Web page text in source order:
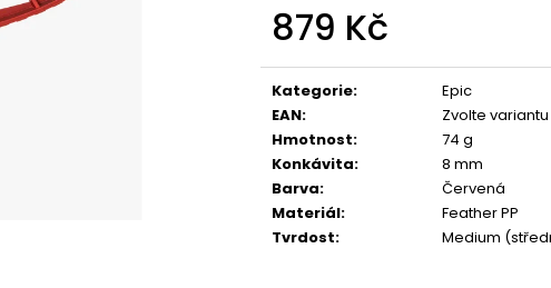
879 Kč
cena:
Kategorie:
Epic
EAN:
Zvolte variantu
Hmotnost:
74 g
Konkávita:
8 mm
Barva:
Červená
Materiál:
Feather PP
Tvrdost: Medium